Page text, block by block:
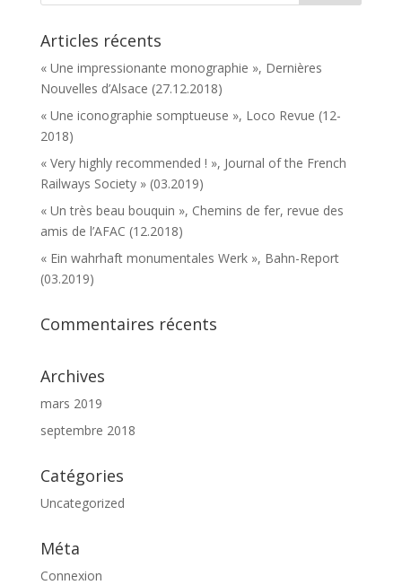
Articles récents
« Une impressionante monographie », Dernières
Nouvelles d’Alsace (27.12.2018)
« Une iconographie somptueuse », Loco Revue (12-
2018)
« Very highly recommended ! », Journal of the French
Railways Society » (03.2019)
« Un très beau bouquin », Chemins de fer, revue des
amis de l’AFAC (12.2018)
« Ein wahrhaft monumentales Werk », Bahn-Report
(03.2019)
Commentaires récents
Archives
mars 2019
septembre 2018
Catégories
Uncategorized
Méta
Connexion